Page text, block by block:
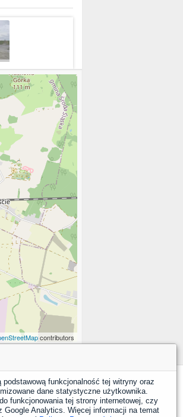
contributors
LinkedIn
X InstagramYouTube
funkcjonalność tej witryny oraz
dane statystyczne użytkownika.
funkcjonowania tej strony internetowej, czy
Analytics. Więcej informacji na temat